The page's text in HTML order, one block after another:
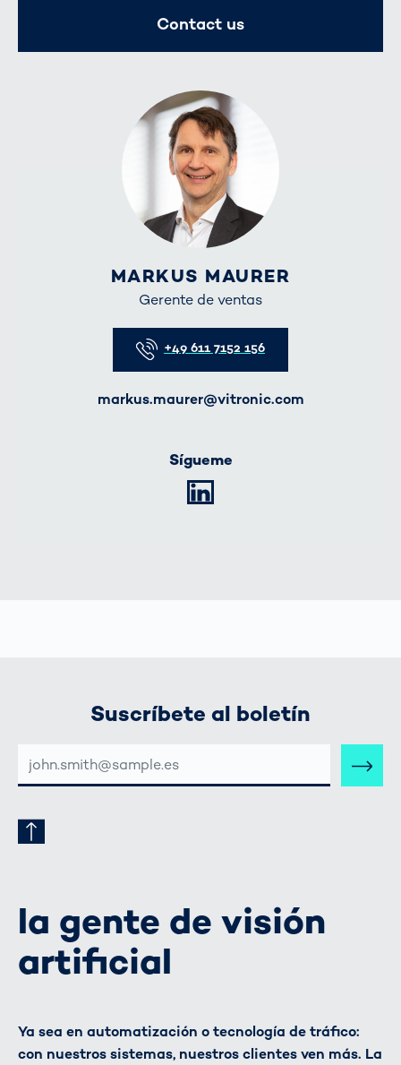
MARKUS MAURER
Gerente de ventas
+49 611 7152 156
markus.maurer@vitronic.com
Sígueme
Contact us
Suscríbete al boletín
CORREO
la gente de visión
artificial
Ya sea en automatización o tecnología de tráfico:
con nuestros sistemas, nuestros clientes ven más. La